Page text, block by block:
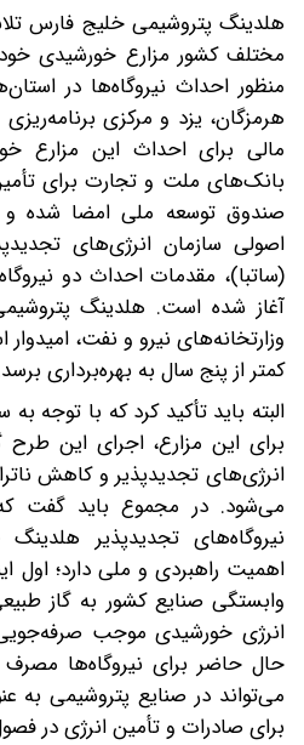
هلدینگ پتروشیمی خلیج فارس
مختلف کشور مزارع خورشیدی
منظور احداث نیروگاه‌ها در
هرمزگان، یزد و مرکزی
مالی برای احداث این مزارع
بانک‌های ملت و تجارت برای
صندوق توسعه ملی امضا شده
اصولی سازمان انرژی‌های
(ساتبا)، مقدمات احداث دو
آغاز شده است. هلدینگ
وزارتخانه‌های نیرو و نفت،
کمتر از پنج سال به بهره‌برداری
البته باید تأکید کرد که با توجه
برای این مزارع، اجرای این
انرژی‌های تجدیدپذیر و کاهش
می‌شود. در مجموع باید گفت که
نیروگاه‌های تجدیدپذیر
اهمیت راهبردی و ملی دارد؛ اول
وابستگی صنایع کشور به گاز
انرژی خورشیدی موجب
حال حاضر برای نیروگاه‌ها
می‌تواند در صنایع پتروشیمی به
برای صادرات و تأمین انرژی در